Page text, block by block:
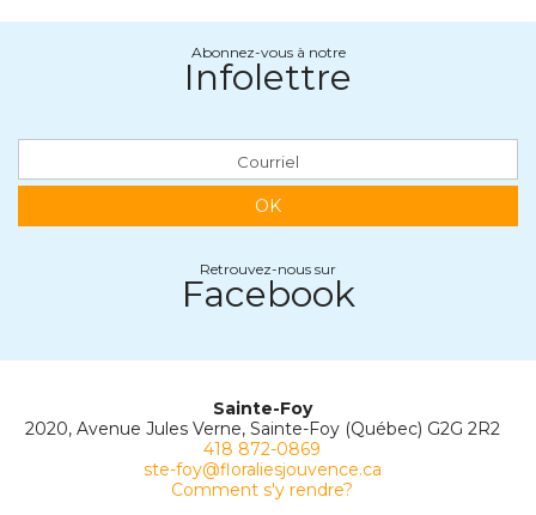
Abonnez-vous à notre
Infolettre
OK
Retrouvez-nous sur
Facebook
Sainte-Foy
2020, Avenue Jules Verne, Sainte-Foy (Québec) G2G 2R2
418 872-0869
ste-foy@floraliesjouvence.ca
Comment s'y rendre?